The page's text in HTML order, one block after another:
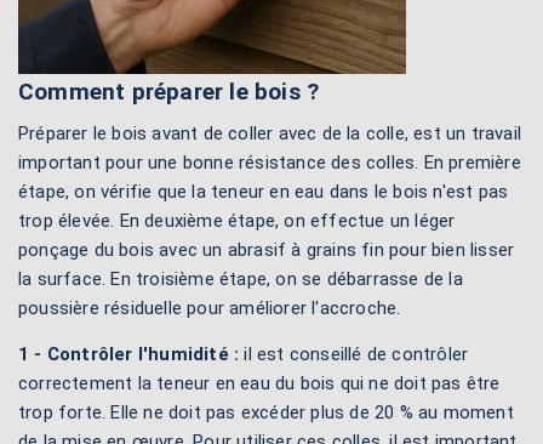
Comment préparer le bois ?
Préparer le bois avant de coller avec de la colle, est un travail
important pour une bonne résistance des colles. En première
étape, on vérifie que la teneur en eau dans le bois n'est pas
trop élevée. En deuxième étape, on effectue un léger
ponçage du bois avec un abrasif à grains fin pour bien lisser
la surface. En troisième étape, on se débarrasse de la
poussière résiduelle pour améliorer l'accroche.
1 - Contrôler l'humidité : il est conseillé de contrôler
correctement la teneur en eau du bois qui ne doit pas être
trop forte. Elle ne doit pas excéder plus de 20 % au moment